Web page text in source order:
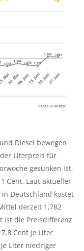
Diesel bewegen
Literpreis für
gesunken ist,
Cent. Laut aktueller
Deutschland kostet
derzeit 1,782
ist die Preisdifferenz
Cent je Liter
Liter niedriger